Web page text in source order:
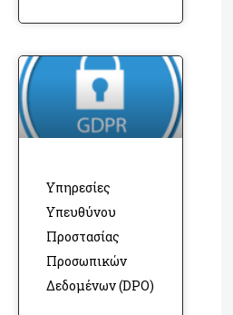
Υπηρεσίες
Υπευθύνου
Προστασίας
Προσωπικών
Δεδομένων (DPO)